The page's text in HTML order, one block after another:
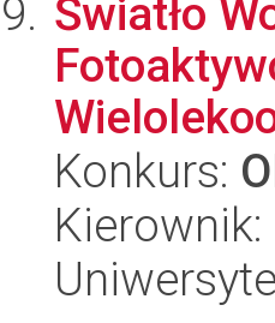
Światło
Konkurs: